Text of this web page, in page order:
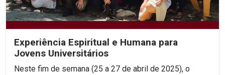
Experiência Espiritual e Humana para
Jovens Universitários
Neste fim de semana (25 a 27 de abril de 2025), o